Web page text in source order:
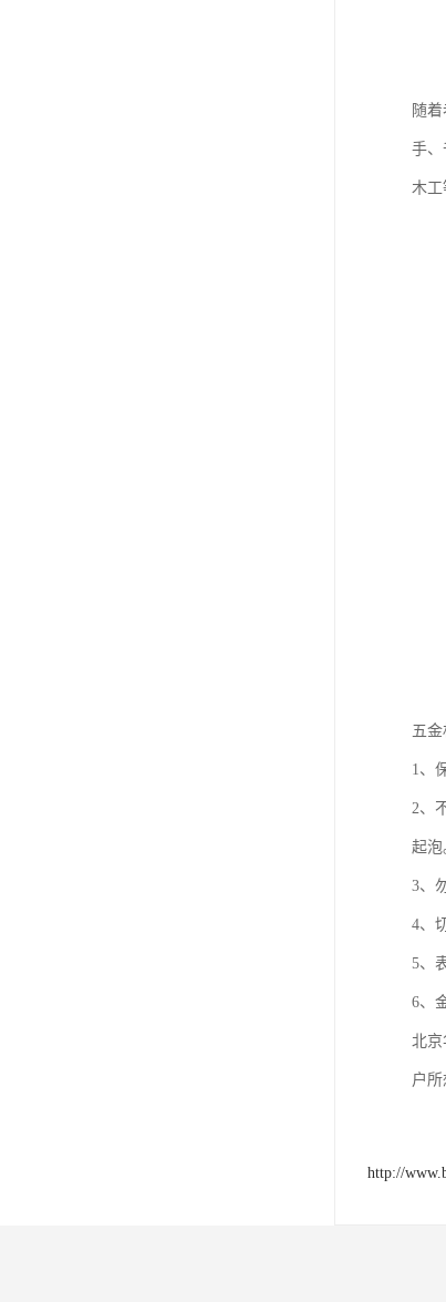
随
手、
木工
五金
1、
2、
起泡
3、
4、
5、
6、
北京
户所
http://